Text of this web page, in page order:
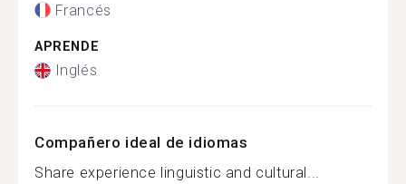
Francés
APRENDE
Inglés
Compañero ideal de idiomas
Share experience linguistic and cultural...